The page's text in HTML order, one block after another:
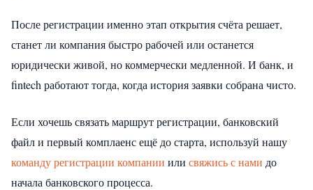
После регистрации именно этап открытия счёта решает,
станет ли компания быстро рабочей или останется
юридически живой, но коммерчески медленной. И банк, и
fintech работают тогда, когда история заявки собрана чисто.
Если хочешь связать маршрут регистрации, банковский
файл и первый комплаенс ещё до старта, используй нашу
команду регистрации компании или свяжись с нами до
начала банковского процесса.